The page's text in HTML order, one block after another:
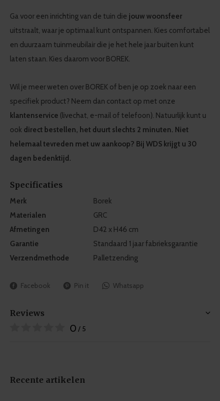
Ga voor een inrichting van de tuin die jouw woonsfeer
uitstraalt, waar je optimaal kunt ontspannen. Kies comfortabel
en duurzaam tuinmeubilair die je het hele jaar buiten kunt
laten staan. Kies daarom voor BOREK.
Wil je meer weten over BOREK of ben je op zoek naar een
specifiek product? Neem dan contact op met onze
klantenservice (livechat, e-mail of telefoon). Natuurlijk kunt u
ook direct bestellen, het duurt slechts 2 minuten. Niet
helemaal tevreden met uw aankoop? Bij WDS krijgt u 30
dagen bedenktijd.
Specificaties
Merk
Borek
Materialen
GRC
Afmetingen
D42 x H46 cm
Garantie
Standaard 1 jaar fabrieksgarantie
Verzendmethode
Palletzending
Facebook Pin it Whatsapp
Reviews
0 / 5
Recente artikelen